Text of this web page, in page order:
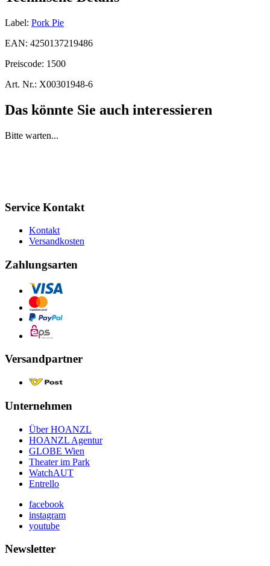
Label: Pork Pie
EAN: 4250137219486
Preiscode: 1500
Art. Nr.: X00301948-6
Das könnte Sie auch interessieren
Bitte warten...
Service Kontakt
Kontakt
Versandkosten
Zahlungsarten
Versandpartner
Unternehmen
Über HOANZL
HOANZL Agentur
GLOBE Wien
Theater im Park
WatchAUT
Entrello
facebook
instagram
youtube
Newsletter